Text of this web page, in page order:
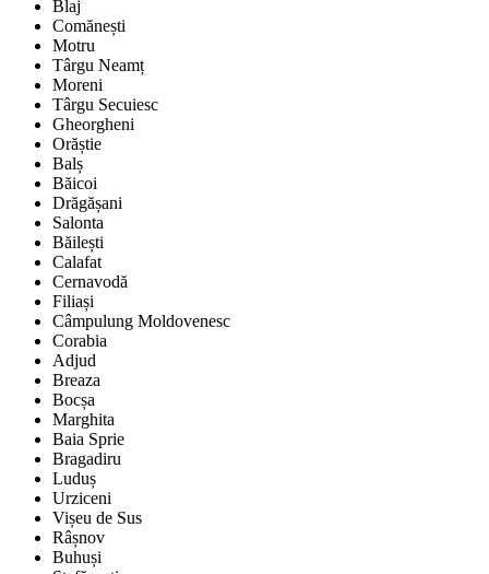
Blaj
Comănești
Motru
Târgu Neamț
Moreni
Târgu Secuiesc
Gheorgheni
Orăștie
Balș
Băicoi
Drăgășani
Salonta
Băilești
Calafat
Cernavodă
Filiași
Câmpulung Moldovenesc
Corabia
Adjud
Breaza
Bocșa
Marghita
Baia Sprie
Bragadiru
Luduș
Urziceni
Vișeu de Sus
Râșnov
Buhuși